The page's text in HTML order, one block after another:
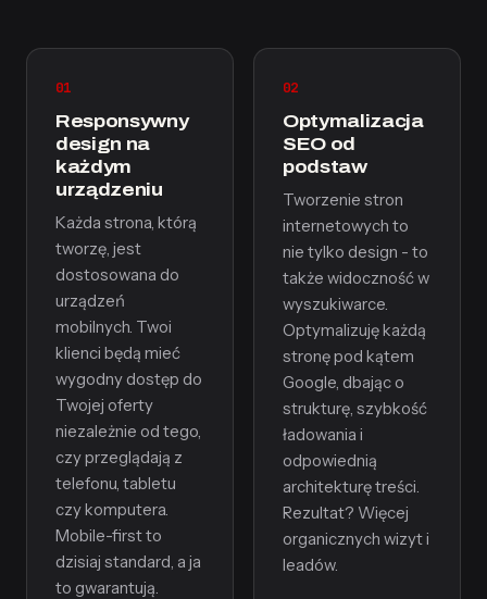
01
Responsywny
design na
każdym
urządzeniu
Każda strona, którą
tworzę, jest
dostosowana do
urządzeń
mobilnych. Twoi
klienci będą mieć
wygodny dostęp do
Twojej oferty
niezależnie od tego,
czy przeglądają z
telefonu, tabletu
czy komputera.
Mobile-first to
dzisiaj standard, a ja
to gwarantują.
02
Optymalizacja
SEO od
podstaw
Tworzenie stron
internetowych to
nie tylko design - to
także widoczność w
wyszukiwarce.
Optymalizuję każdą
stronę pod kątem
Google, dbając o
strukturę, szybkość
ładowania i
odpowiednią
architekturę treści.
Rezultat? Więcej
organicznych wizyt i
leadów.